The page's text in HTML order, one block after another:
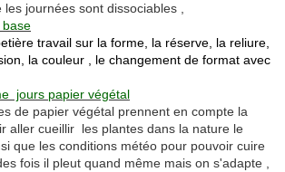
journées sont dissociables ,
travail sur la forme, la réserve, la reliure,
la couleur , le changement de format avec
jours papier végétal
de papier végétal prennent en compte la
aller cueillir les plantes dans la nature le
que les conditions météo pour pouvoir cuire
fois il pleut quand même mais on s'adapte ,